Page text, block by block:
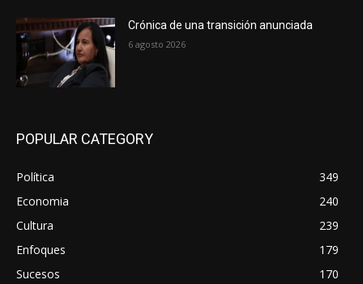
Crónica de una transición anunciada
6 agosto 2026
POPULAR CATEGORY
Política
349
Economia
240
Cultura
239
Enfoques
179
Sucesos
170